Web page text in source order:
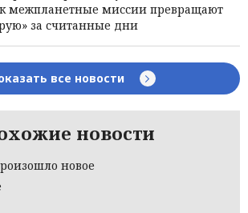
межпланетные миссии превращают
за считанные дни
все новости
новости
новое